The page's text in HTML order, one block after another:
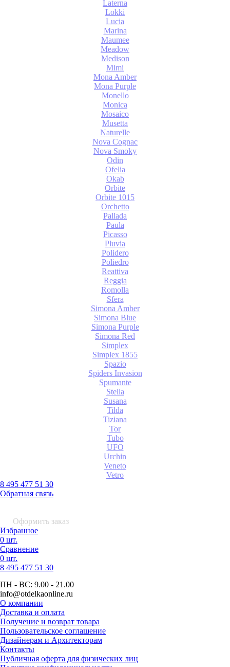
Laterna
Lokki
Lucia
Marina
Maumee
Meadow
Medison
Mimi
Mona Amber
Mona Purple
Monello
Monica
Mosaico
Musetta
Naturelle
Nova Cognac
Nova Smoky
Odin
Ofelia
Okab
Orbite
Orbite 1015
Orchetto
Pallada
Paula
Picasso
Pluvia
Polidero
Poliedro
Reattiva
Reggia
Romolla
Sfera
Simona Amber
Simona Blue
Simona Purple
Simona Red
Simplex
Simplex 1855
Spazio
Spiders Invasion
Spumante
Stella
Susana
Tilda
Tiziana
Tor
Tubo
UFO
Urchin
Veneto
Vetro
8 495 477 51 30
Обратная связь
Оформить заказ
Избранное
0 шт.
Сравнение
0 шт.
8 495 477 51 30
ПН - ВС: 9.00 - 21.00
info@otdelkaonline.ru
О компании
Доставка и оплата
Получение и возврат товара
Пользовательское соглашение
Дизайнерам и Архитекторам
Контакты
Публичная оферта для физических лиц